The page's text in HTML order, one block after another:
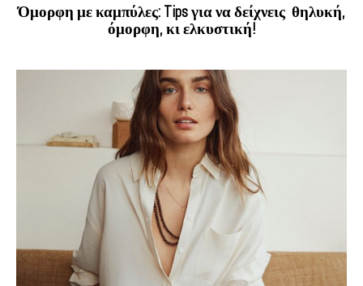
Όμορφη με καμπύλες: Tips για να δείχνεις θηλυκή,
όμορφη, κι ελκυστική!